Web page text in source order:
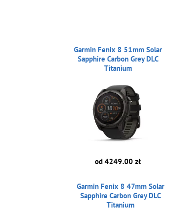
Garmin Fenix 8 51mm Solar
Sapphire Carbon Grey DLC
Titanium
od 4249.00 zł
Garmin Fenix 8 47mm Solar
Sapphire Carbon Grey DLC
Titanium